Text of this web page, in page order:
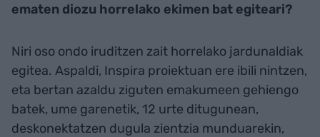
ematen diozu horrelako ekimen bat egiteari?
Niri oso ondo iruditzen zait horrelako jardunaldiak
egitea. Aspaldi, Inspira proiektuan ere ibili nintzen,
eta bertan azaldu ziguten emakumeen gehiengo
batek, ume garenetik, 12 urte ditugunean,
deskonektatzen dugula zientzia munduarekin,